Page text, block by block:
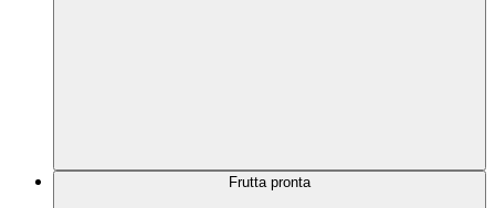
Frutta pronta